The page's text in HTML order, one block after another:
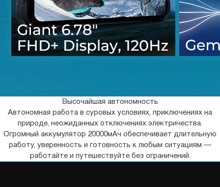
Высочайшая автономность
Автономная работа в суровых условиях, приключениях на
природе, неожиданных отключениях электричества.
Огромный аккумулятор 20000мАч обеспечивает длительную
работу, уверенность и готовность к любым ситуациям —
работайте и путешествуйте без ограничений.